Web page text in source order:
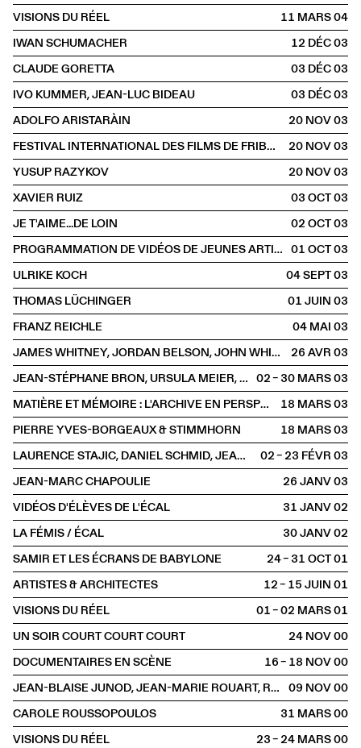
VISIONS DU RÉEL
11 MARS2004
IWAN SCHUMACHER
12 DÉC2003
CLAUDE GORETTA
03 DÉC2003
IVO KUMMER, JEAN-LUC BIDEAU
03 DÉC2003
ADOLFO ARISTARÀIN
20 NOV2003
FESTIVAL INTERNATIONAL DES FILMS DE FRIBOURG
20 NOV2003
YUSUP RAZYKOV
20 NOV2003
XAVIER RUIZ
03 OCT2003
JE T'AIME...DE LOIN
02 OCT2003
PROGRAMMATION DE VIDÉOS DE JEUNES ARTISTES SUISSES 01 OCT2003
ULRIKE KOCH
04 SEPT2003
THOMAS LÜCHINGER
01 JUIN2003
FRANZ REICHLE
04 MAI2003
JAMES WHITNEY, JORDAN BELSON, JOHN WHITNEY
26 AVR2003
JEAN-STÉPHANE BRON, URSULA MEIER, LIONEL BAIER, PETER ENTELL, JEAN-MARC CHAPOULIE, PETER GUYER, JACQUELINE VEUVE 02 – 30 MARS2003
MATIÈRE ET MÉMOIRE : L'ARCHIVE EN PERSPECTIVE
18 MARS2003
PIERRE YVES-BORGEAUX & STIMMHORN
18 MARS2003
LAURENCE STAJIC, DANIEL SCHMID, JEAN-MARC CHAPOULIE, JEANNE BERTHOUD
02 – 23 FÉVR2003
JEAN-MARC CHAPOULIE
26 JANV2003
VIDÉOS D'ÉLÈVES DE L'ÉCAL
31 JANV2002
LA FÉMIS / ÉCAL
30 JANV2002
SAMIR ET LES ÉCRANS DE BABYLONE
24 – 31 OCT2001
ARTISTES & ARCHITECTES
12 – 15 JUIN2001
VISIONS DU RÉEL
01 – 02 MARS2001
UN SOIR COURT COURT COURT
24 NOV2000
DOCUMENTAIRES EN SCÈNE
16 – 18 NOV2000
JEAN-BLAISE JUNOD, JEAN-MARIE ROUART, ROBERT KOPP
09 NOV2000
CAROLE ROUSSOPOULOS
31 MARS2000
VISIONS DU RÉEL
23 – 24 MARS2000